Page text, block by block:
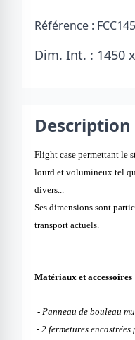
Référence :
Dim. Int. : 1450
Description
Flight case permettant le
lourd et volumineux tel
divers...
Ses dimensions sont
transport actuels.
Matériaux et accessoires
- Panneau de bouleau
- 2 fermetures